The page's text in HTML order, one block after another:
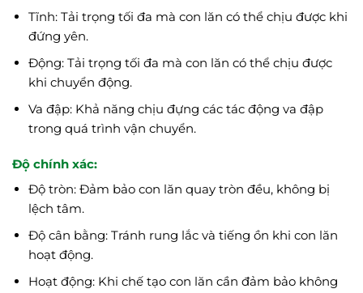
Tĩnh: Tải trọng tối đa mà con lăn có thể chịu được khi
đứng yên.
Động: Tải trọng tối đa mà con lăn có thể chịu được
khi chuyển động.
Va đập: Khả năng chịu đựng các tác động va đập
trong quá trình vận chuyển.
Độ chính xác:
Độ tròn: Đảm bảo con lăn quay tròn đều, không bị
lệch tâm.
Độ cân bằng: Tránh rung lắc và tiếng ồn khi con lăn
hoạt động.
Hoạt động: Khi chế tạo con lăn cần đảm bảo không